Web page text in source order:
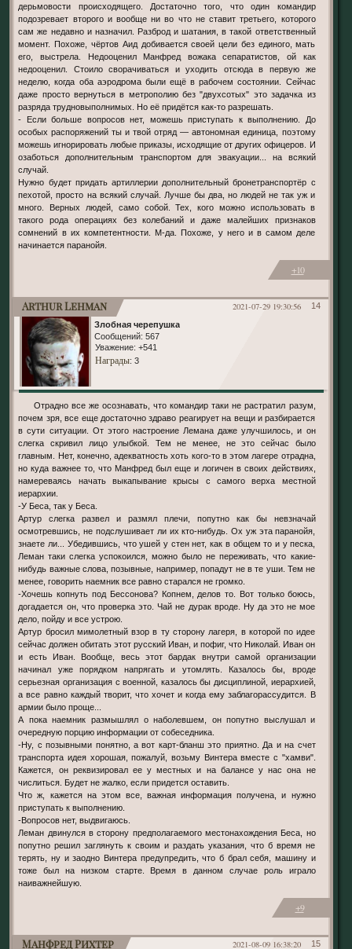
дерьмовости происходящего. Достаточно того, что один командир
подозревает второго и вообще ни во что не ставит третьего, которого
сам же недавно и назначил. Разброд и шатания, в такой ответственный
момент. Похоже, чёртов Аид добивается своей цели без единого, мать
его, выстрела. Недооценил Манфред вожака сепаратистов, ой как
недооценил. Стоило сворачиваться и уходить отсюда в первую же
неделю, когда оба аэродрома были ещё в рабочем состоянии. Сейчас
даже просто вернуться в метрополию без "двухсотых" это задачка из
разряда трудновыполнимых. Но её придётся как-то разрешать.
- Если больше вопросов нет, можешь приступать к выполнению. До
особых распоряжений ты и твой отряд — автономная единица, поэтому
можешь игнорировать любые приказы, исходящие от других офицеров. И
озаботься дополнительным транспортом для эвакуации... на всякий
случай.
Нужно будет придать артиллерии дополнительный бронетранспортёр с
пехотой, просто на всякий случай. Лучше бы два, но людей не так уж и
много. Верных людей, само собой. Тех, кого можно использовать в
такого рода операциях без колебаний и даже малейших признаков
сомнений в их компетентности. М-да. Похоже, у него и в самом деле
начинается паранойя.
+10
14
2021-07-29 19:30:56
Arthur Lehman
Злобная черепушка
Сообщений: 567
Уважение: +541
Награды: 3
Отрадно все же осознавать, что командир таки не растратил разум,
почем зря, все еще достаточно здраво реагирует на вещи и разбирается
в сути ситуации. От этого настроение Лемана даже улучшилось, и он
слегка скривил лицо улыбкой. Тем не менее, не это сейчас было
главным. Нет, конечно, адекватность хоть кого-то в этом лагере отрадна,
но куда важнее то, что Манфред был еще и логичен в своих действиях,
намереваясь начать выкапывание крысы с самого верха местной
иерархии.
-У Беса, так у Беса.
Артур слегка развел и размял плечи, попутно как бы невзначай
осмотревшись, не подслушивает ли их кто-нибудь. Ох уж эта паранойя,
знаете ли... Убедившись, что ушей у стен нет, как в общем то и у песка,
Леман таки слегка успокоился, можно было не переживать, что какие-
нибудь важные слова, позывные, например, попадут не в те уши. Тем не
менее, говорить наемник все равно старался не громко.
-Хочешь копнуть под Бессонова? Копнем, делов то. Вот только боюсь,
догадается он, что проверка это. Чай не дурак вроде. Ну да это не мое
дело, пойду и все устрою.
Артур бросил мимолетный взор в ту сторону лагеря, в которой по идее
сейчас должен обитать этот русский Иван, и пофиг, что Николай. Иван он
и есть Иван. Вообще, весь этот бардак внутри самой организации
начинал уже порядком напрягать и утомлять. Казалось бы, вроде
серьезная организация с военной, казалось бы дисциплиной, иерархией,
а все равно каждый творит, что хочет и когда ему заблагорассудится. В
армии было проще...
А пока наемник размышлял о наболевшем, он попутно выслушал и
очередную порцию информации от собеседника.
-Ну, с позывными понятно, а вот карт-бланш это приятно. Да и на счет
транспорта идея хорошая, пожалуй, возьму Винтера вместе с "хамви".
Кажется, он реквизировал ее у местных и на балансе у нас она не
числиться. Будет не жалко, если придется оставить.
Что ж, кажется на этом все, важная информация получена, и нужно
приступать к выполнению.
-Вопросов нет, выдвигаюсь.
Леман двинулся в сторону предполагаемого местонахождения Беса, но
попутно решил заглянуть к своим и раздать указания, что б время не
терять, ну и заодно Винтера предупредить, что б брал себя, машину и
тоже был на низком старте. Время в данном случае роль играло
наиважнейшую.
+9
15
2021-08-09 16:38:20
Манфред Рихтер